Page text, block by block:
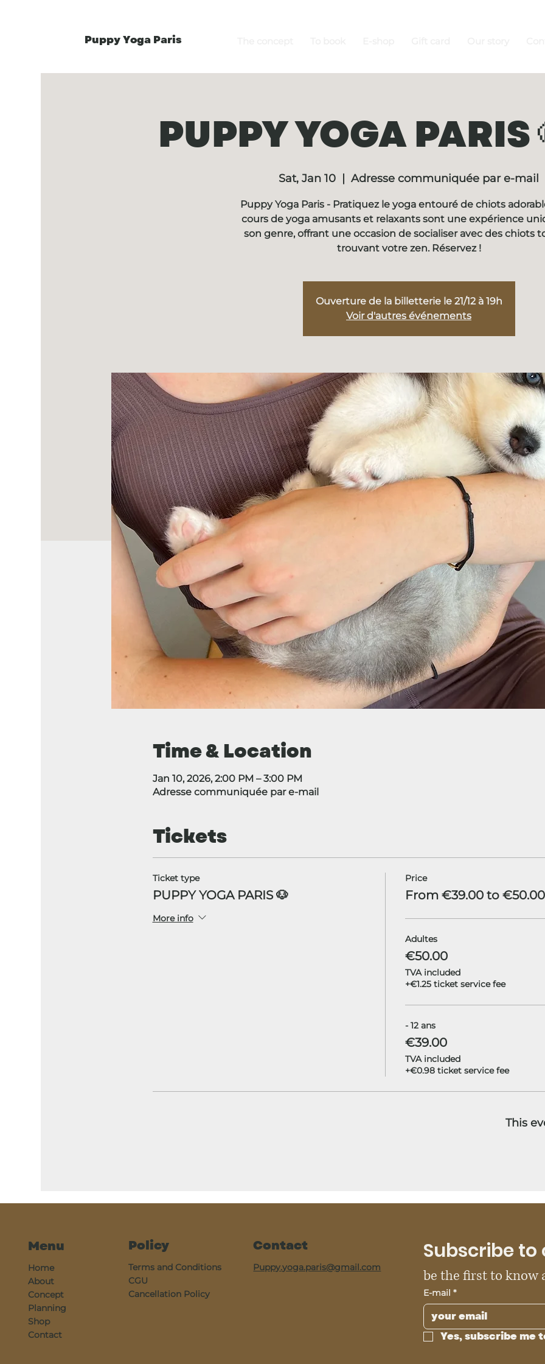
Puppy Yoga Paris
PUPPY YOGA PARIS
Sat, Jan 10 Adresse communiquée par e-mail
Puppy Yoga Paris - Pratiquez le yoga entouré de chiots
cours de yoga amusants et relaxants sont une expérience
son genre, offrant une occasion de socialiser avec des chiots
trouvant votre zen. Réservez !
Ouverture de la billetterie le 21/12 à 19h
Voir d'autres événements
Time & Location
Jan 10, 2026, 2:00 PM – 3:00 PM
Adresse communiquée par e-mail
Tickets
Ticket type
PUPPY YOGA PARIS 🐶
More info
Price
From €39.00 to €50.00
Adultes
€50.00
TVA included
+€1.25 ticket service fee
- 12 ans
€39.00
TVA included
+€0.98 ticket service fee
This
Menu
Home
About
Concept
Planning
Shop
Contact
Policy
Terms and Conditions
CGU
Cancellation Policy
Contact
Puppy.yoga.paris@gmail.com
Subscribe
be the first to know
E-mail *
Yes, subscribe me